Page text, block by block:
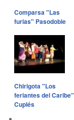
Comparsa "Las
furias" Pasodoble
Chirigota "Los
feriantes del Caribe"
Cuplés